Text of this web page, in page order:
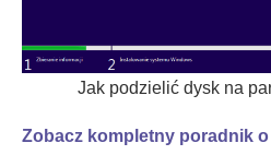
Jak podzielić dysk na
Zobacz kompletny poradnik